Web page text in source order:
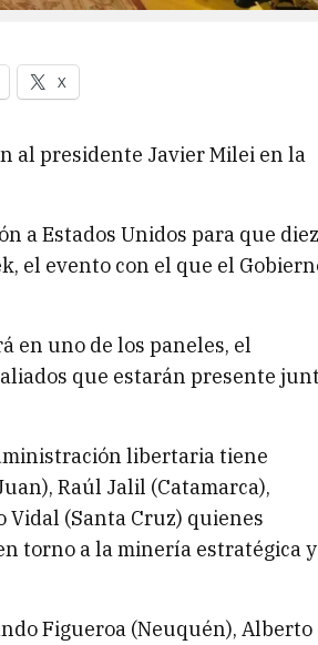
X
al presidente Javier Milei en la
a Estados Unidos para que diez
el evento con el que el
en uno de los paneles, el
que estarán presente
libertaria tiene
Raúl Jalil (Catamarca),
Vidal (Santa Cruz) quienes
torno a la minería estratégica y
Figueroa (Neuquén), Alberto